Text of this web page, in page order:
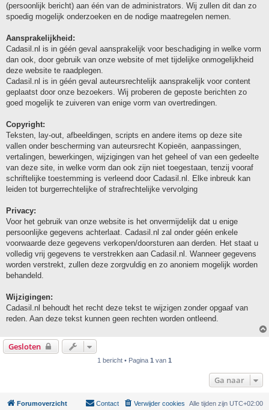
(persoonlijk bericht) aan één van de administrators. Wij zullen dit dan zo
spoedig mogelijk onderzoeken en de nodige maatregelen nemen.
Aansprakelijkheid:
Cadasil.nl is in géén geval aansprakelijk voor beschadiging in welke vorm
dan ook, door gebruik van onze website of met tijdelijke onmogelijkheid
deze website te raadplegen.
Cadasil.nl is in géén geval auteursrechtelijk aansprakelijk voor content
geplaatst door onze bezoekers. Wij proberen de geposte berichten zo
goed mogelijk te zuiveren van enige vorm van overtredingen.
Copyright:
Teksten, lay-out, afbeeldingen, scripts en andere items op deze site
vallen onder bescherming van auteursrecht Kopieën, aanpassingen,
vertalingen, bewerkingen, wijzigingen van het geheel of van een gedeelte
van deze site, in welke vorm dan ook zijn niet toegestaan, tenzij vooraf
schriftelijke toestemming is verleend door Cadasil.nl. Elke inbreuk kan
leiden tot burgerrechtelijke of strafrechtelijke vervolging
Privacy:
Voor het gebruik van onze website is het onvermijdelijk dat u enige
persoonlijke gegevens achterlaat. Cadasil.nl zal onder géén enkele
voorwaarde deze gegevens verkopen/doorsturen aan derden. Het staat u
volledig vrij gegevens te verstrekken aan Cadasil.nl. Wanneer gegevens
worden verstrekt, zullen deze zorgvuldig en zo anoniem mogelijk worden
behandeld.
Wijzigingen:
Cadasil.nl behoudt het recht deze tekst te wijzigen zonder opgaaf van
reden. Aan deze tekst kunnen geen rechten worden ontleend.
Gesloten
1 bericht • Pagina 1 van 1
Ga naar
Forumoverzicht Alle tijden zijn UTC+02:00
Verwijder cookies
Contact